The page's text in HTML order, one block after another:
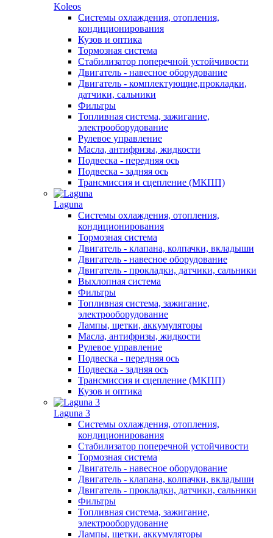
Koleos
Системы охлаждения, отопления,
кондиционирования
Кузов и оптика
Тормозная система
Стабилизатор поперечной устойчивости
Двигатель - навесное оборудование
Двигатель - комплектующие,прокладки,
датчики, сальники
Фильтры
Топливная система, зажигание,
электрооборудование
Рулевое управление
Масла, антифризы, жидкости
Подвеска - передняя ось
Подвеска - задняя ось
Трансмиссия и сцепление (МКПП)
Laguna
Системы охлаждения, отопления,
кондиционирования
Тормозная система
Двигатель - клапана, колпачки, вкладыши
Двигатель - навесное оборудование
Двигатель - прокладки, датчики, сальники
Выхлопная система
Фильтры
Топливная система, зажигание,
электрооборудование
Лампы, щетки, аккумуляторы
Масла, антифризы, жидкости
Рулевое управление
Подвеска - передняя ось
Подвеска - задняя ось
Трансмиссия и сцепление (МКПП)
Кузов и оптика
Laguna 3
Системы охлаждения, отопления,
кондиционирования
Стабилизатор поперечной устойчивости
Тормозная система
Двигатель - навесное оборудование
Двигатель - клапана, колпачки, вкладыши
Двигатель - прокладки, датчики, сальники
Фильтры
Топливная система, зажигание,
электрооборудование
Лампы, щетки, аккумуляторы